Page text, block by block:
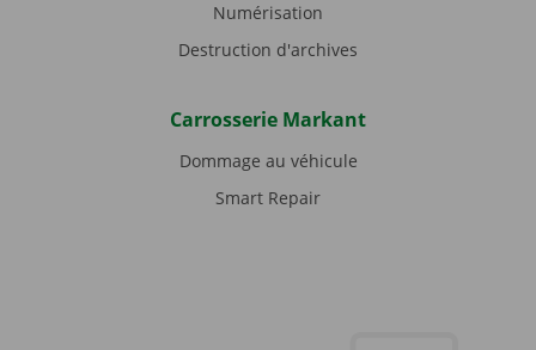
Numérisation
Destruction d'archives
Carrosserie Markant
Dommage au véhicule
Smart Repair